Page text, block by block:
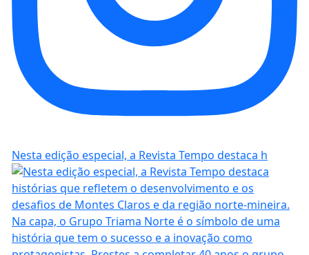
Nesta edição especial, a Revista Tempo destaca h